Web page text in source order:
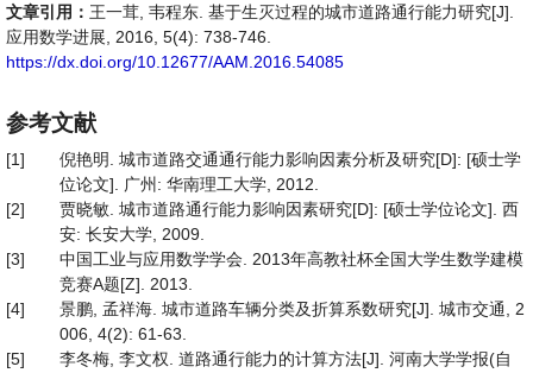
文章引用： 王一茸, 韦程东. 基于生灭过程的城市道路通行能力研究[J].
应用数学进展, 2016, 5(4): 738-746.
https://dx.doi.org/10.12677/AAM.2016.54085
参考文献
[1]
倪艳明. 城市道路交通通行能力影响因素分析及研究[D]: [硕士学
位论文]. 广州: 华南理工大学, 2012.
[2]
贾晓敏. 城市道路通行能力影响因素研究[D]: [硕士学位论文]. 西
安: 长安大学, 2009.
[3]
中国工业与应用数学学会. 2013年高教社杯全国大学生数学建模
竞赛A题[Z]. 2013.
[4]
景鹏, 孟祥海. 城市道路车辆分类及折算系数研究[J]. 城市交通, 2
006, 4(2): 61-63.
[5]
李冬梅, 李文权. 道路通行能力的计算方法[J]. 河南大学学报(自